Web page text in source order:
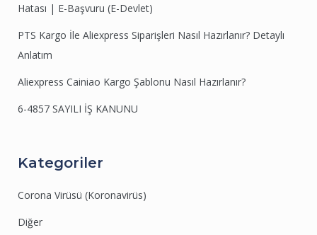
Hatası | E-Başvuru (E-Devlet)
PTS Kargo İle Aliexpress Siparişleri Nasıl Hazırlanır? Detaylı
Anlatım
Aliexpress Cainiao Kargo Şablonu Nasıl Hazırlanır?
6-4857 SAYILI İŞ KANUNU
Kategoriler
Corona Virüsü (Koronavirüs)
Diğer